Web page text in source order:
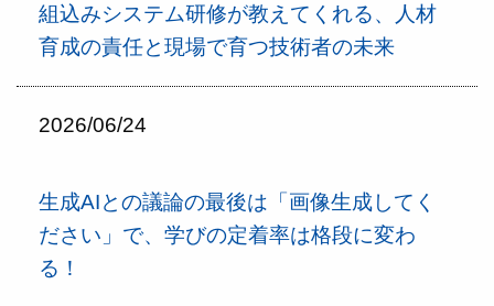
組込みシステム研修が教えてくれる、人材
育成の責任と現場で育つ技術者の未来
2026/06/24
生成AIとの議論の最後は「画像生成してく
ださい」で、学びの定着率は格段に変わ
る！